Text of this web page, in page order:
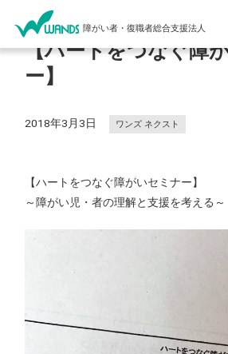
障がい者・復職者総合支援法人
【ハートをつなぐ障
ー】
2018年3月3日 ワンズ ネクスト
【ハートをつなぐ障がいセミナー】
～障がい児・者の理解と支援を考える～